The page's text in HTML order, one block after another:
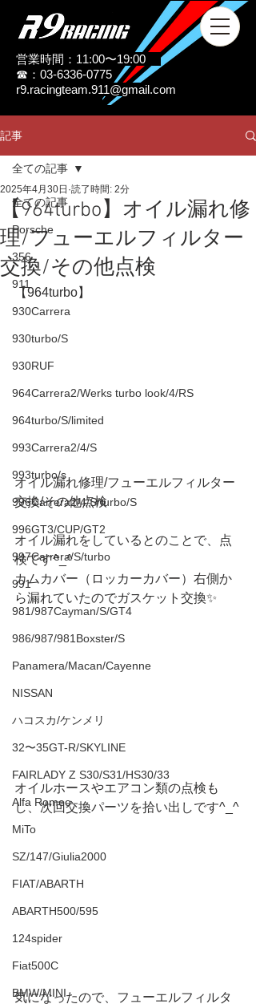
営業時間：11:00〜19:00
☎：03-6336-0775
r9.racingteam.911@gmail.com
記事
全ての記事
Porsche
356
911
930Carrera
930turbo/S
930RUF
964Carrera2/Werks turbo look/4/RS
964turbo/S/limited
993Carrera2/4/S
993turbo/s
996Carrera2/4/S/turbo/S
996GT3/CUP/GT2
997Carrera/S/turbo
991
981/987Cayman/S/GT4
986/987/981Boxster/S
Panamera/Macan/Cayenne
NISSAN
ハコスカ/ケンメリ
32〜35GT-R/SKYLINE
FAIRLADY Z S30/S31/HS30/33
Alfa Romeo
MiTo
SZ/147/Giulia2000
FIAT/ABARTH
ABARTH500/595
124spider
Fiat500C
BMW/MINI
全ての記事
【964turbo】オイル漏れ修
理/フューエルフィルター
交換/その他点検
2025年4月30日 読了時間: 2分
【964turbo】
オイル漏れ修理/フューエルフィルター
交換/その他点検
オイル漏れをしているとのことで、点
検です^_^
カムカバー（ロッカーカバー）右側か
ら漏れていたのでガスケット交換✨
オイルホースやエアコン類の点検も
し、次回交換パーツを拾い出しです^_^
気になったので、フューエルフィルタ